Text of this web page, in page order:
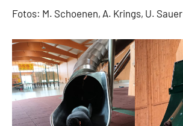
Fotos: M. Schoenen, A. Krings, U. Sauer